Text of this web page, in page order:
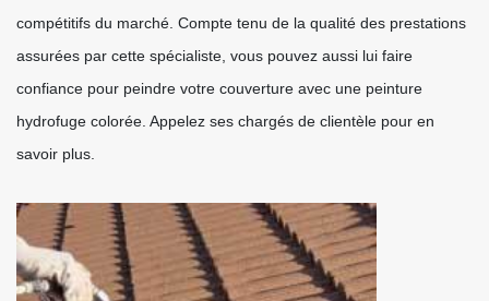
compétitifs du marché. Compte tenu de la qualité des prestations
assurées par cette spécialiste, vous pouvez aussi lui faire
confiance pour peindre votre couverture avec une peinture
hydrofuge colorée. Appelez ses chargés de clientèle pour en
savoir plus.